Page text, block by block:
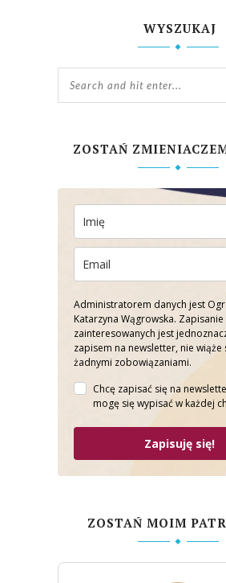
WYSZUKAJ
ZOSTAŃ
Administratorem danych jest
Katarzyna Wągrowska.
zainteresowanych jest
zapisem na newsletter, nie wiąże
żadnymi zobowiązaniami.
Chcę zapisać się na
mogę się wypisać w każdej
Zapisuję się!
ZOSTAŃ MOIM